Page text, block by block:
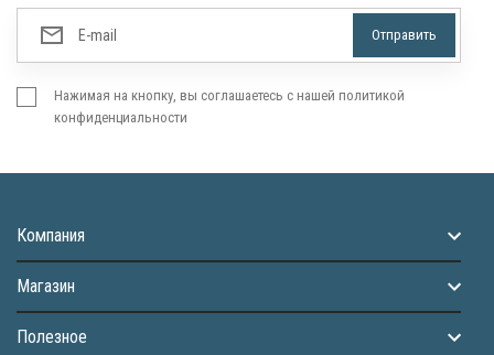
Нажимая на кнопку, вы соглашаетесь с нашей политикой
конфиденциальности
Компания
Магазин
Полезное